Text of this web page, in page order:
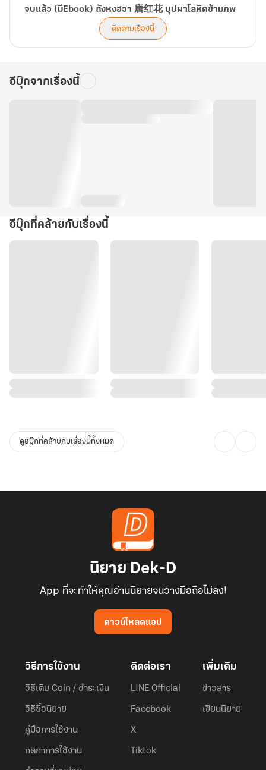
เช่นกัน
ทั้งเหตุผลที่ทำให้นางมารจากอดีตได้ข้ามยุคสมัย และเหตุผลที่ทำให้ทิวา
มทมิฬเคียดแค้นนัก
สงครามครั้งนี้ ถึงเวลาที่เธอและพวกพ้องจะได้เปล่งประกายอย่างงดงาม
จบแล้ว (มีEbook) ถังหงฮวา 唐红花 บุปผาโลหิตข้ามภพ
ติดตามเรื่องนี้
อีบุ๊กจากเรื่องนี้
อีบุ๊กที่คล้ายกับเรื่องนี้
ดูอีบุ๊กที่คล้ายกับเรื่องนี้ทั้งหมด
นิยาย Dek-D
App ที่จะทำให้คุณอ่านนิยายจนวางมือถือไม่ลง!
ดาวน์โหลดแอป
วิธีการใช้งาน
วิธีเติม Coin / ชำระเงิน
วิธีซื้อนิยาย
คู่มือการใช้งาน
กติกาการใช้งาน
ติดต่อเรา
LINE Official
Facebook
X
Tiktok
เพิ่มเติม
ข่าวสาร
เขียนนิยาย